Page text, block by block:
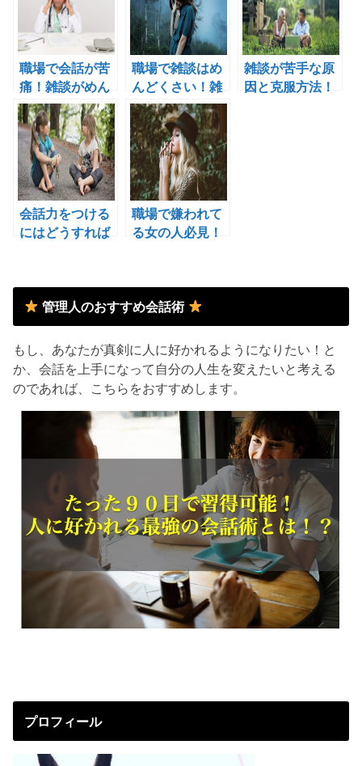
職場で会話が苦
痛！雑談がめん
どくさいと感じ
る理由５つ！
職場で雑談はめ
んどくさい！雑
談が楽しくない
理由とは！？
雑談が苦手な原
因と克服方法！
会話力をつける
にはどうすれば
基礎！
職場で嫌われて
る女の人必見！
管理人のおすすめ会話術
もし、あなたが真剣に人に好かれるようになりたい！と
か、会話を上手になって自分の人生を変えたいと考える
のであれば、こちらをおすすめします。
プロフィール